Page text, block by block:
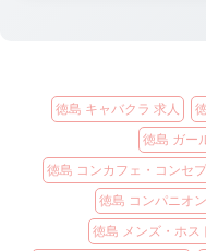
徳島 キャバクラ 求人
徳島 ガー
徳島 コンカフェ・コンセ
徳島 コンパニオ
徳島 メンズ・ホス